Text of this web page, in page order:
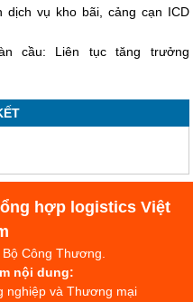
vụ kho bãi, cảng cạn ICD
cầu: Liên tục tăng trưởng
hợp logistics Việt
Công Thương.
nội dung:
nghiệp và Thương mại